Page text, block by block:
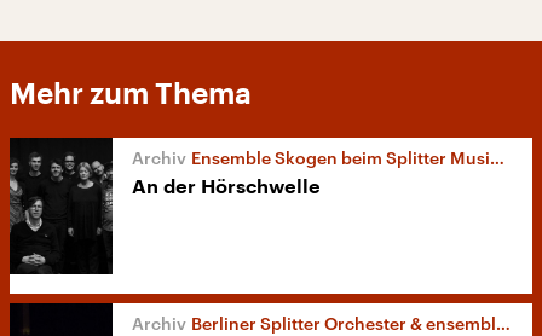
Mehr zum Thema
Ensemble Skogen beim Splitter Music Festival
An der Hörschwelle
Berliner Splitter Orchester & ensemble mosaik